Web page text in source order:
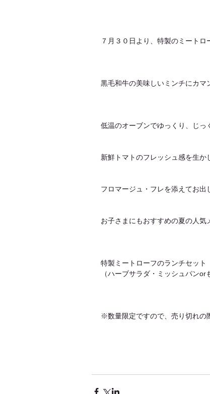
７月３０日より、特製のミートロ
黒毛和牛の美味しいミンチにカマ
低温のオーブンでゆっくり、じっ
新鮮トマトのフレッシュ感を生か
フロマージュ・フレを添えてお出
お子さまにもおすすめの夏の人気
特製ミートローフのランチセット
（ハーブサラダ・ミッシュパンor
※数量限定ですので、売り切れの